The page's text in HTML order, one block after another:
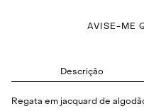
AVISE-ME
Descrição
Regata em jacquard de